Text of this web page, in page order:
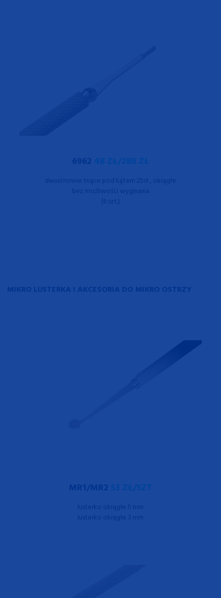
6962 48 ZŁ/288 ZŁ
dwustronnie tnące pod kątem 25st., okrągłe
bez możliwości wyginania
(6 szt.)
MIKRO LUSTERKA I AKCESORIA DO MIKRO OSTRZY
MR1/MR2 53 ZŁ/SZT
lusterko okrągłe 5 mm
lusterko okrągłe 3 mm